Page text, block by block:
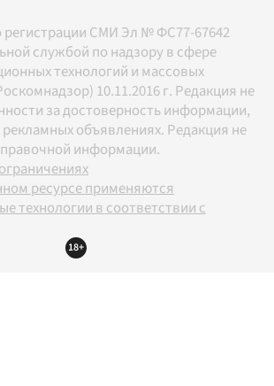
регистрации СМИ Эл № ФС77-67642
службой по надзору в сфере
технологий и массовых
10.11.2016 г. Редакция не
за достоверность информации,
объявлениях. Редакция не
информации.
ресурсе применяются
технологии в соответствии с
18+